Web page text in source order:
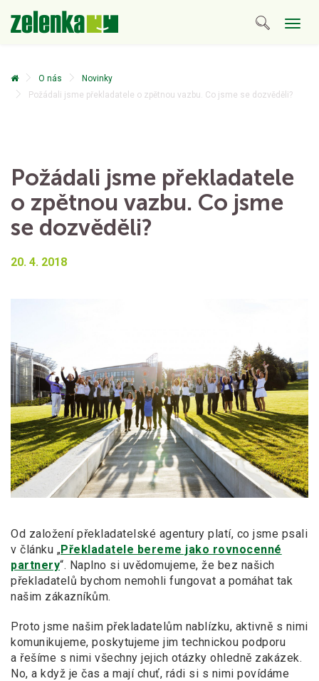
O nás
Novinky
Požádali jsme překladatele o zpětnou vazbu. Co jsme se dozvěděli?
Požádali jsme překladatele
o zpětnou vazbu. Co jsme
se dozvěděli?
20. 4. 2018
Od založení překladatelské agentury platí, co jsme psali
v článku „Překladatele bereme jako rovnocenné
partnery“. Naplno si uvědomujeme, že bez našich
překladatelů bychom nemohli fungovat a pomáhat tak
našim zákazníkům.
Proto jsme našim překladatelům nablízku, aktivně s nimi
komunikujeme, poskytujeme jim technickou podporu
a řešíme s nimi všechny jejich otázky ohledně zakázek.
No, a když je čas a mají chuť, rádi si s nimi povídáme